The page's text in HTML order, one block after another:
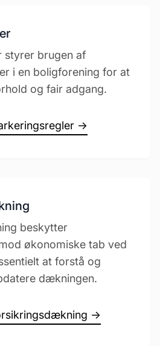
styrer brugen af
i en boligforening for at
og fair adgang.
→
beskytter
økonomiske tab ved
at forstå og
dækningen.
→